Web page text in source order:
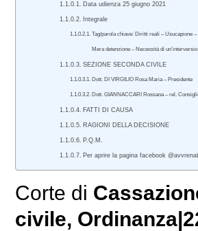
Data udienza 25 giugno 2021
Integrale
Tag/parola chiave: Diritti reali – Usucapione
Mera detenzione – Necessità di
SEZIONE SECONDA CIVILE
Dott. DI VIRGILIO Rosa Maria – Presidente
Dott. GIANNACCARI Rossana – rel.
FATTI DI CAUSA
RAGIONI DELLA DECISIONE
P.Q.M.
Per aprire la pagina facebook
Corte di
civile,